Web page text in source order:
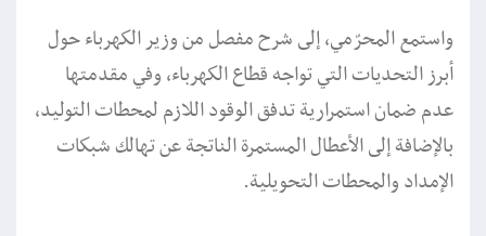
واستمع المحرّمي، إلى شرح مفصل من وزير الكهرباء حول
أبرز التحديات التي تواجه قطاع الكهرباء، وفي مقدمتها
عدم ضمان استمرارية تدفق الوقود اللازم لمحطات التوليد،
بالإضافة إلى الأعطال المستمرة الناتجة عن تهالك شبكات
الإمداد والمحطات التحويلية.